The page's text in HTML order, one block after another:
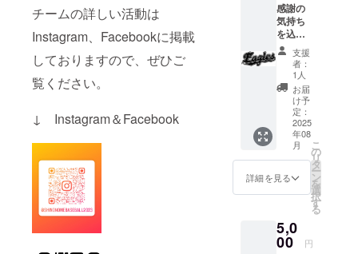
チームの詳しい活動は
Instagram、Facebookに掲載
しておりますので、ぜひご
覧ください。
↓ Instagram＆Facebook
感謝の
気持ち
を込め
て「お
礼の
メッ
セー
ジ」を
お送り
しま
す。
※1,000
円と同
じ返礼
内容に
支援
者：
1人
お届
け予
定：
2025
年08
月
詳細を見る
こ
の
リ
タ
ー
ン
を
選
択
す
る
5,0
00 円